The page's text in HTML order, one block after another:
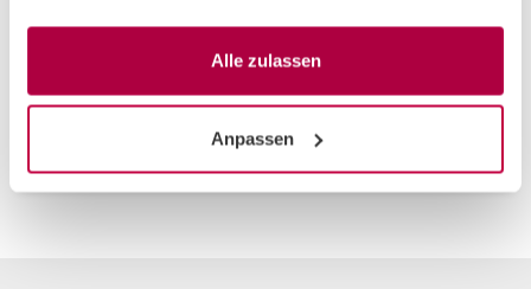
Alle zulassen
Anpassen
Gast,06/09/2026
room – instruments stay sterile and secure.
You must be logged in to submit a review.